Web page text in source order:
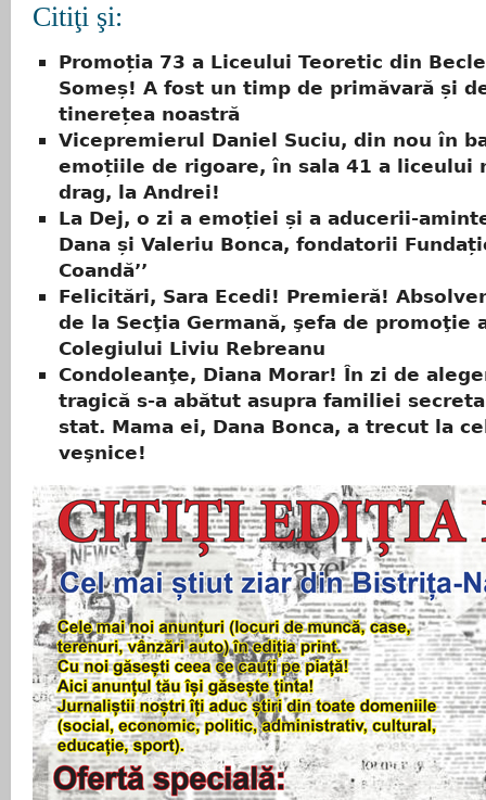
Citiţi şi:
Promoția 73 a Liceului Teoretic din
Someș! A fost un timp de primăvară și
tinerețea noastră
Vicepremierul Daniel Suciu, din nou în
emoțiile de rigoare, în sala 41 a liceului
drag, la Andrei!
La Dej, o zi a emoției și a aducerii-
Dana și Valeriu Bonca, fondatorii
Coandă’’
Felicitări, Sara Ecedi! Premieră!
de la Secţia Germană, şefa de promoţie
Colegiului Liviu Rebreanu
Condoleanţe, Diana Morar! În zi de
tragică s-a abătut asupra familiei
stat. Mama ei, Dana Bonca, a trecut la
veşnice!